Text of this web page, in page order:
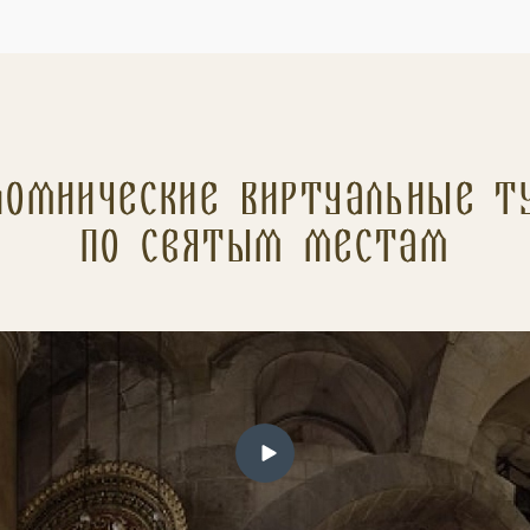
Виртуальные
по святым местам